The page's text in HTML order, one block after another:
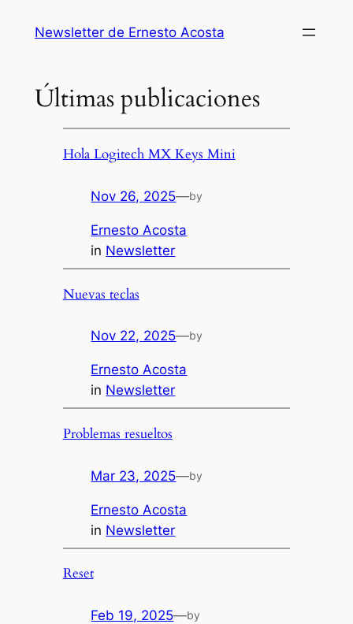
Newsletter de Ernesto Acosta
Últimas publicaciones
Hola Logitech MX Keys Mini
Nov 26, 2025—by
Ernesto Acosta
in Newsletter
Nuevas teclas
Nov 22, 2025—by
Ernesto Acosta
in Newsletter
Problemas resueltos
Mar 23, 2025—by
Ernesto Acosta
in Newsletter
Reset
Feb 19, 2025—by